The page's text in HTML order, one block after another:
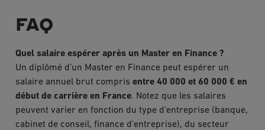
FAQ
Quel salaire espérer après un Master en Finance ?
Un diplômé d’un Master en Finance peut espérer un
salaire annuel brut compris entre 40 000 et 60 000 € en
début de carrière en France. Notez que les salaires
peuvent varier en fonction du type d'entreprise (banque,
cabinet de conseil, finance d'entreprise), du secteur